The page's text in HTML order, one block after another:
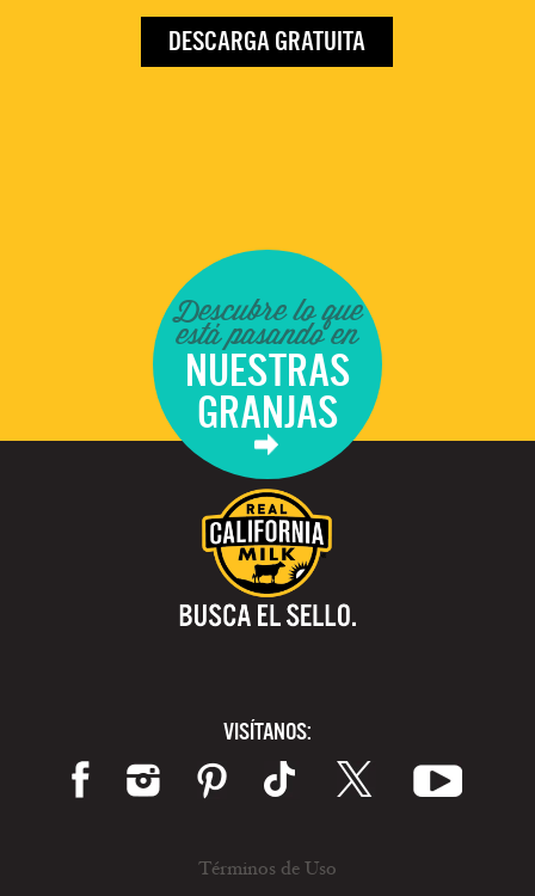
DESCARGA GRATUITA
Descubre lo que
está pasando en
NUESTRAS
GRANJAS
VISÍTANOS:
Términos de Uso